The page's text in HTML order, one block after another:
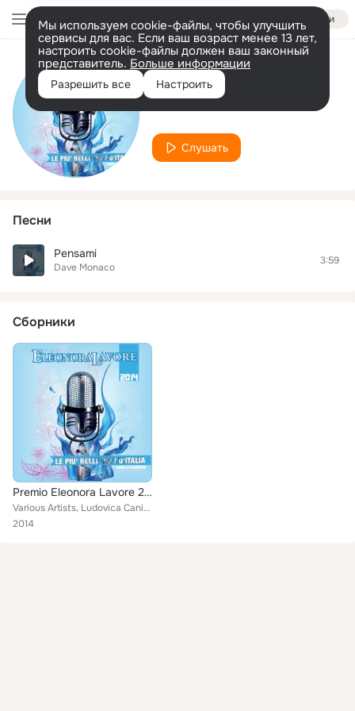
Войти
Мы используем cookie-файлы, чтобы улучшить
сервисы для вас. Если ваш возраст менее 13 лет,
настроить cookie-файлы должен ваш законный
представитель. Больше информации
Разрешить все Настроить
Исполнитель
Dave Monaco
Слушать
Песни
Pensami
Dave Monaco
3:59
Сборники
Premio Eleonora Lavore 2014 (Le più belle voci d'Italia scelte da Elevision)
Various Artists, Ludovica Caniglia, Gaia Giancona, Laura Giudice, Roberto Treglia, Stefania Rinaldi, Simona Spinella, Giada Pist...
2014